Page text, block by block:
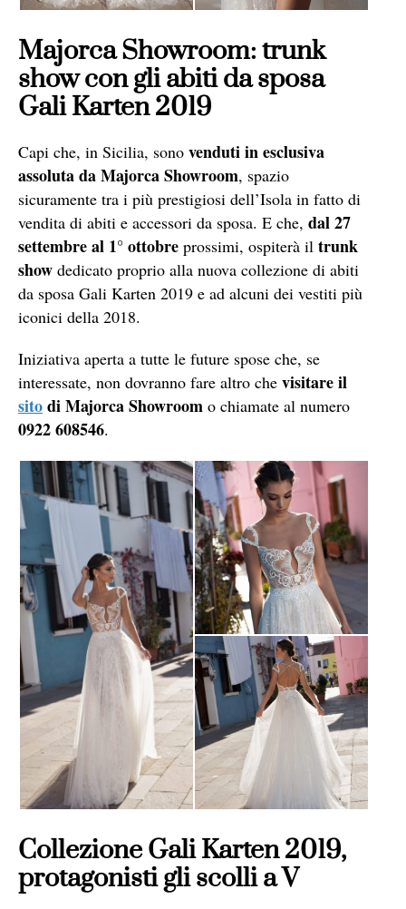
Majorca Showroom: trunk
show con gli abiti da sposa
Gali Karten 2019
Capi che, in Sicilia, sono venduti in esclusiva
assoluta da Majorca Showroom, spazio
sicuramente tra i più prestigiosi dell’Isola in fatto di
vendita di abiti e accessori da sposa. E che, dal 27
settembre al 1° ottobre prossimi, ospiterà il trunk
show dedicato proprio alla nuova collezione di abiti
da sposa Gali Karten 2019 e ad alcuni dei vestiti più
iconici della 2018.
Iniziativa aperta a tutte le future spose che, se
interessate, non dovranno fare altro che visitare il
sitodi Majorca Showroom o chiamate al numero
0922 608546.
Collezione Gali Karten 2019,
protagonisti gli scolli a V